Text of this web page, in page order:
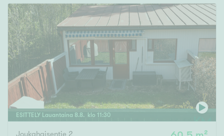
ESITTELY Lauantaina 8.8. klo 11 :30
Joukahaisentie 2